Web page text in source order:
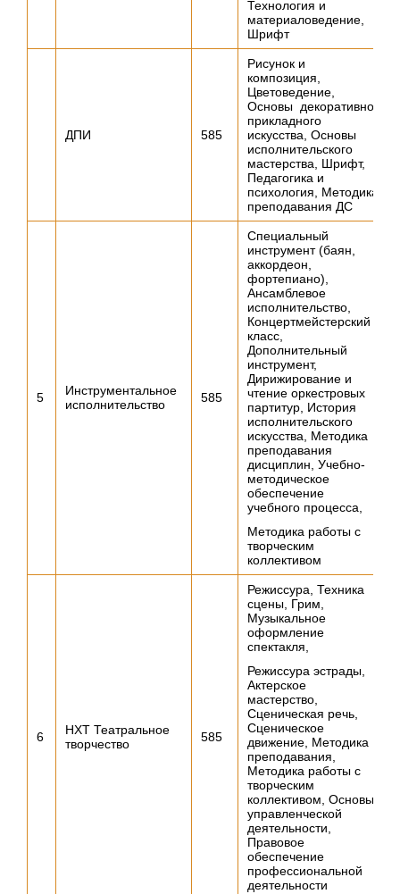
Технология и
материаловедение,
Шрифт
ДПИ 585
Рисунок и
композиция,
Цветоведение,
Основы декоративно-
прикладного
искусства, Основы
исполнительского
мастерства, Шрифт,
Педагогика и
психология, Методика
преподавания ДС
5
Инструментальное
исполнительство
585
Специальный
инструмент (баян,
аккордеон,
фортепиано),
Ансамблевое
исполнительство,
Концертмейстерский
класс,
Дополнительный
инструмент,
Дирижирование и
чтение оркестровых
партитур, История
исполнительского
искусства, Методика
преподавания
дисциплин, Учебно-
методическое
обеспечение
учебного процесса,
Методика работы с
творческим
коллективом
6
НХТ Театральное
творчество
585
Режиссура, Техника
сцены, Грим,
Музыкальное
оформление
спектакля,
Режиссура эстрады,
Актерское
мастерство,
Сценическая речь,
Сценическое
движение, Методика
преподавания,
Методика работы с
творческим
коллективом, Основы
управленческой
деятельности,
Правовое
обеспечение
профессиональной
деятельности